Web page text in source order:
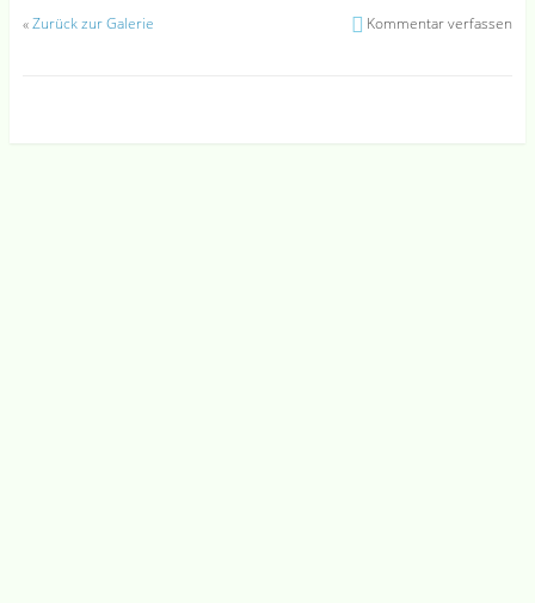
«Zurück zur Galerie Kommentar verfassen